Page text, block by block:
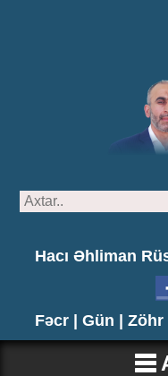
Hacı Əhliman
Fəcr | Gün | Zöhr |